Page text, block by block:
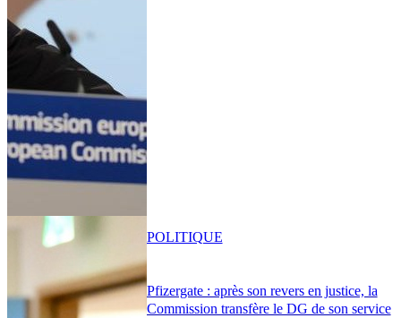
Pfizergate : après son revers en justice, la
Commission transfère le DG de son service
POLITIQUE